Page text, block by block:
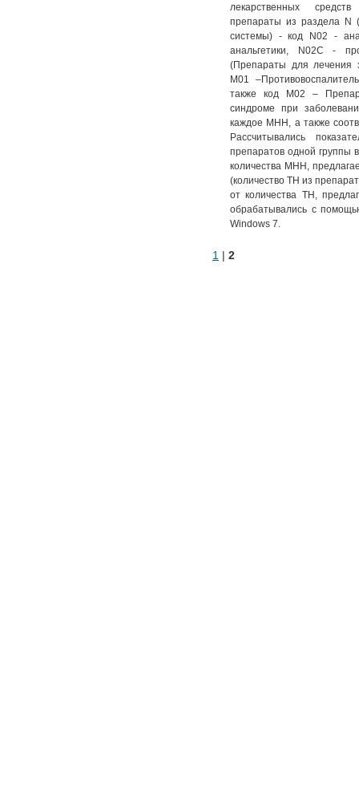
лекарственных
препараты из раздела N
системы) - код N02 -
анальгетики, N02C -
(Препараты для лечения
M01
также код M02 –
синдроме при
каждое МНН, а также
Рассчитывались
препаратов одной группы
количества МНН,
(количество ТН из
от количества ТН,
обрабатывались с
Windows 7.
1 | 2